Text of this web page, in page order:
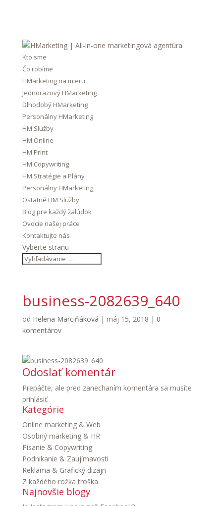
Kto sme
Čo robíme
HMarketing na mieru
Jednorazový HMarketing
Dlhodobý HMarketing
Personálny HMarketing
HM Služby
HM Online
HM Print
HM Copywriting
HM Stratégie a Plány
Personálny HMarketing
Ostatné HM Služby
Blog pre každý žalúdok
Ovocie našej práce
Kontaktujte nás
Vyberte stranu
business-2082639_640
od Helena Marciňáková | máj 15, 2018 | 0
komentárov
Odoslať komentár
Prepáčte, ale pred zanechaním komentára sa musíte
prihlásiť.
Kategórie
Online marketing & Web
Osobný marketing & HR
Písanie & Copywriting
Podnikanie & Zaujímavosti
Reklama & Grafický dizajn
Z každého rožka troška
Najnovšie blogy